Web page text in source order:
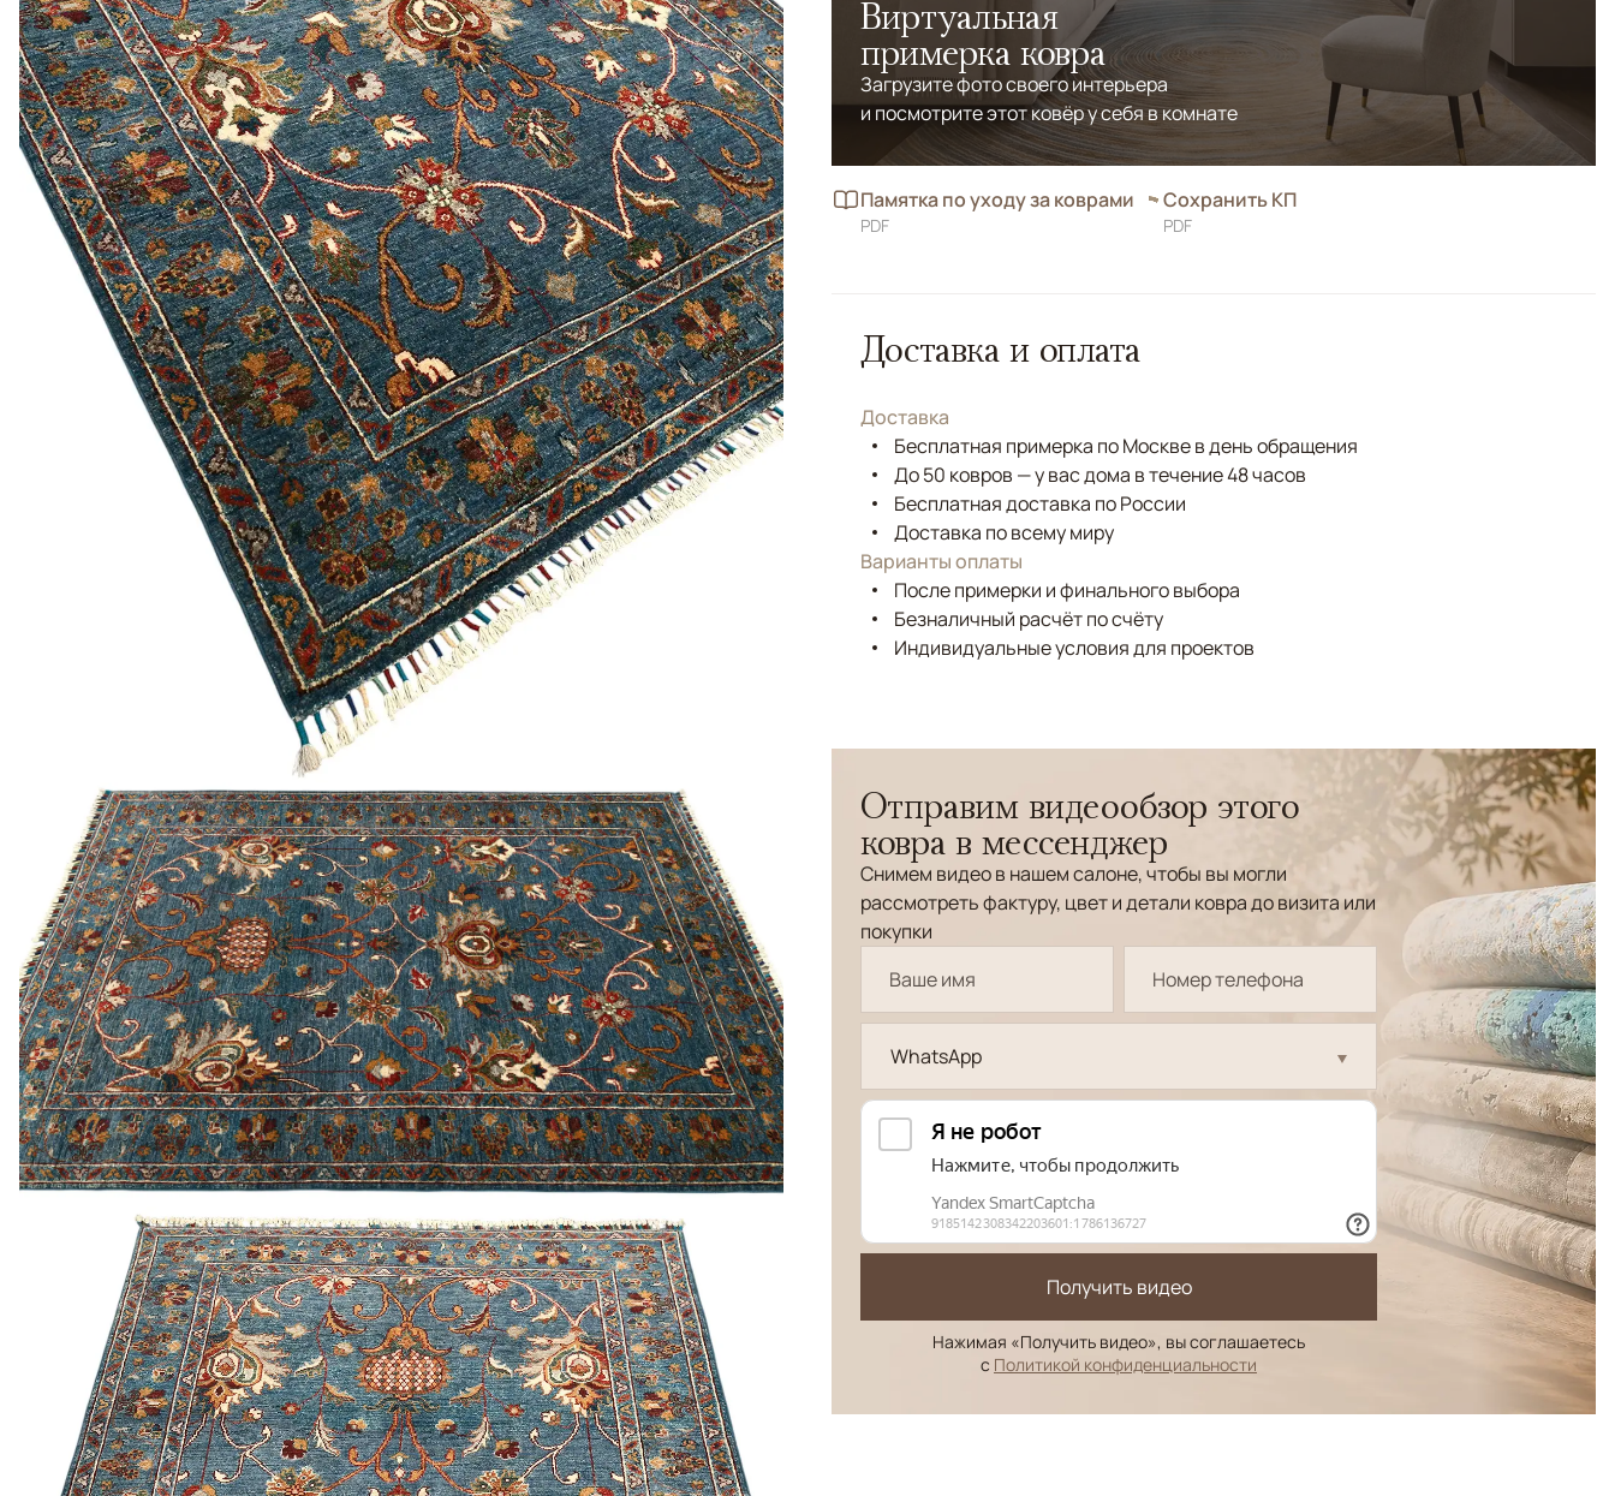
Виртуальная
примерка ковра
Загрузите фото своего интерьера
и посмотрите этот ковёр у себя в комнате
Памятка по уходу за коврами
PDF
Сохранить КП
PDF
Доставка и оплата
Доставка
Бесплатная примерка по Москве в день обращения
До 50 ковров — у вас дома в течение 48 часов
Бесплатная доставка по России
Доставка по всему миру
Варианты оплаты
После примерки и финального выбора
Безналичный расчёт по счёту
Индивидуальные условия для проектов
Отправим видеообзор этого
ковра в мессенджер
Снимем видео в нашем салоне, чтобы вы могли
рассмотреть фактуру, цвет и детали ковра до визита или
покупки
WhatsApp
Получить видео
Нажимая «Получить видео», вы соглашаетесь
с Политикой конфиденциальности